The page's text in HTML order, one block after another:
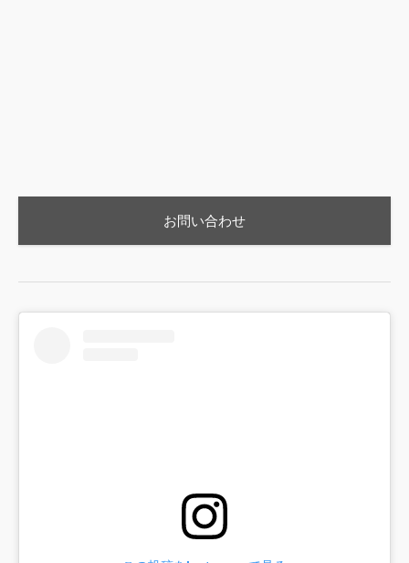
お問い合わせ